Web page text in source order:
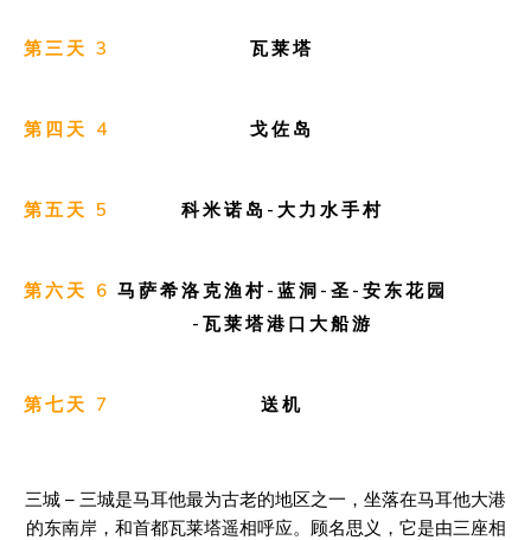
第三天 3 瓦莱塔
第四天 4 戈佐岛
第五天 5 科米诺岛-大力水手村
第六天 6 马萨希洛克渔村-蓝洞-圣-安东花园
-瓦莱塔港口大船游
第七天 7 送机
三城 – 三城是马耳他最为古老的地区之一，坐落在马耳他大港
的东南岸，和首都瓦莱塔遥相呼应。顾名思义，它是由三座相